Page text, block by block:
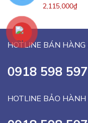
2,115,000₫
HOTLINE BÁN
0918 598 597
HOTLINE BẢO